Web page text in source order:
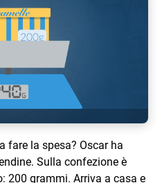
fare la spesa? Oscar ha
Sulla confezione è
200 grammi. Arriva a casa e